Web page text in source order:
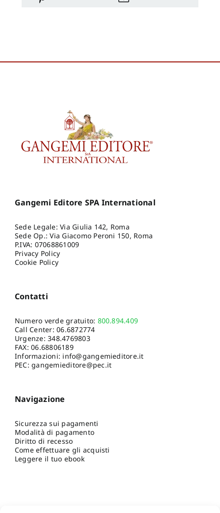
Gangemi Editore SPA International
Sede Legale: Via Giulia 142, Roma
Sede Op.: Via Giacomo Peroni 150, Roma
P.IVA: 07068861009
Privacy Policy
Cookie Policy
Contatti
Numero verde gratuito: 800.894.409
Call Center:06.6872774
Urgenze:348.4769803
FAX: 06.68806189
Informazioni: info@gangemieditore.it
PEC: gangemieditore@pec.it
Navigazione
Sicurezza sui pagamenti
Modalità di pagamento
Diritto di recesso
Come effettuare gli acquisti
Leggere il tuo ebook